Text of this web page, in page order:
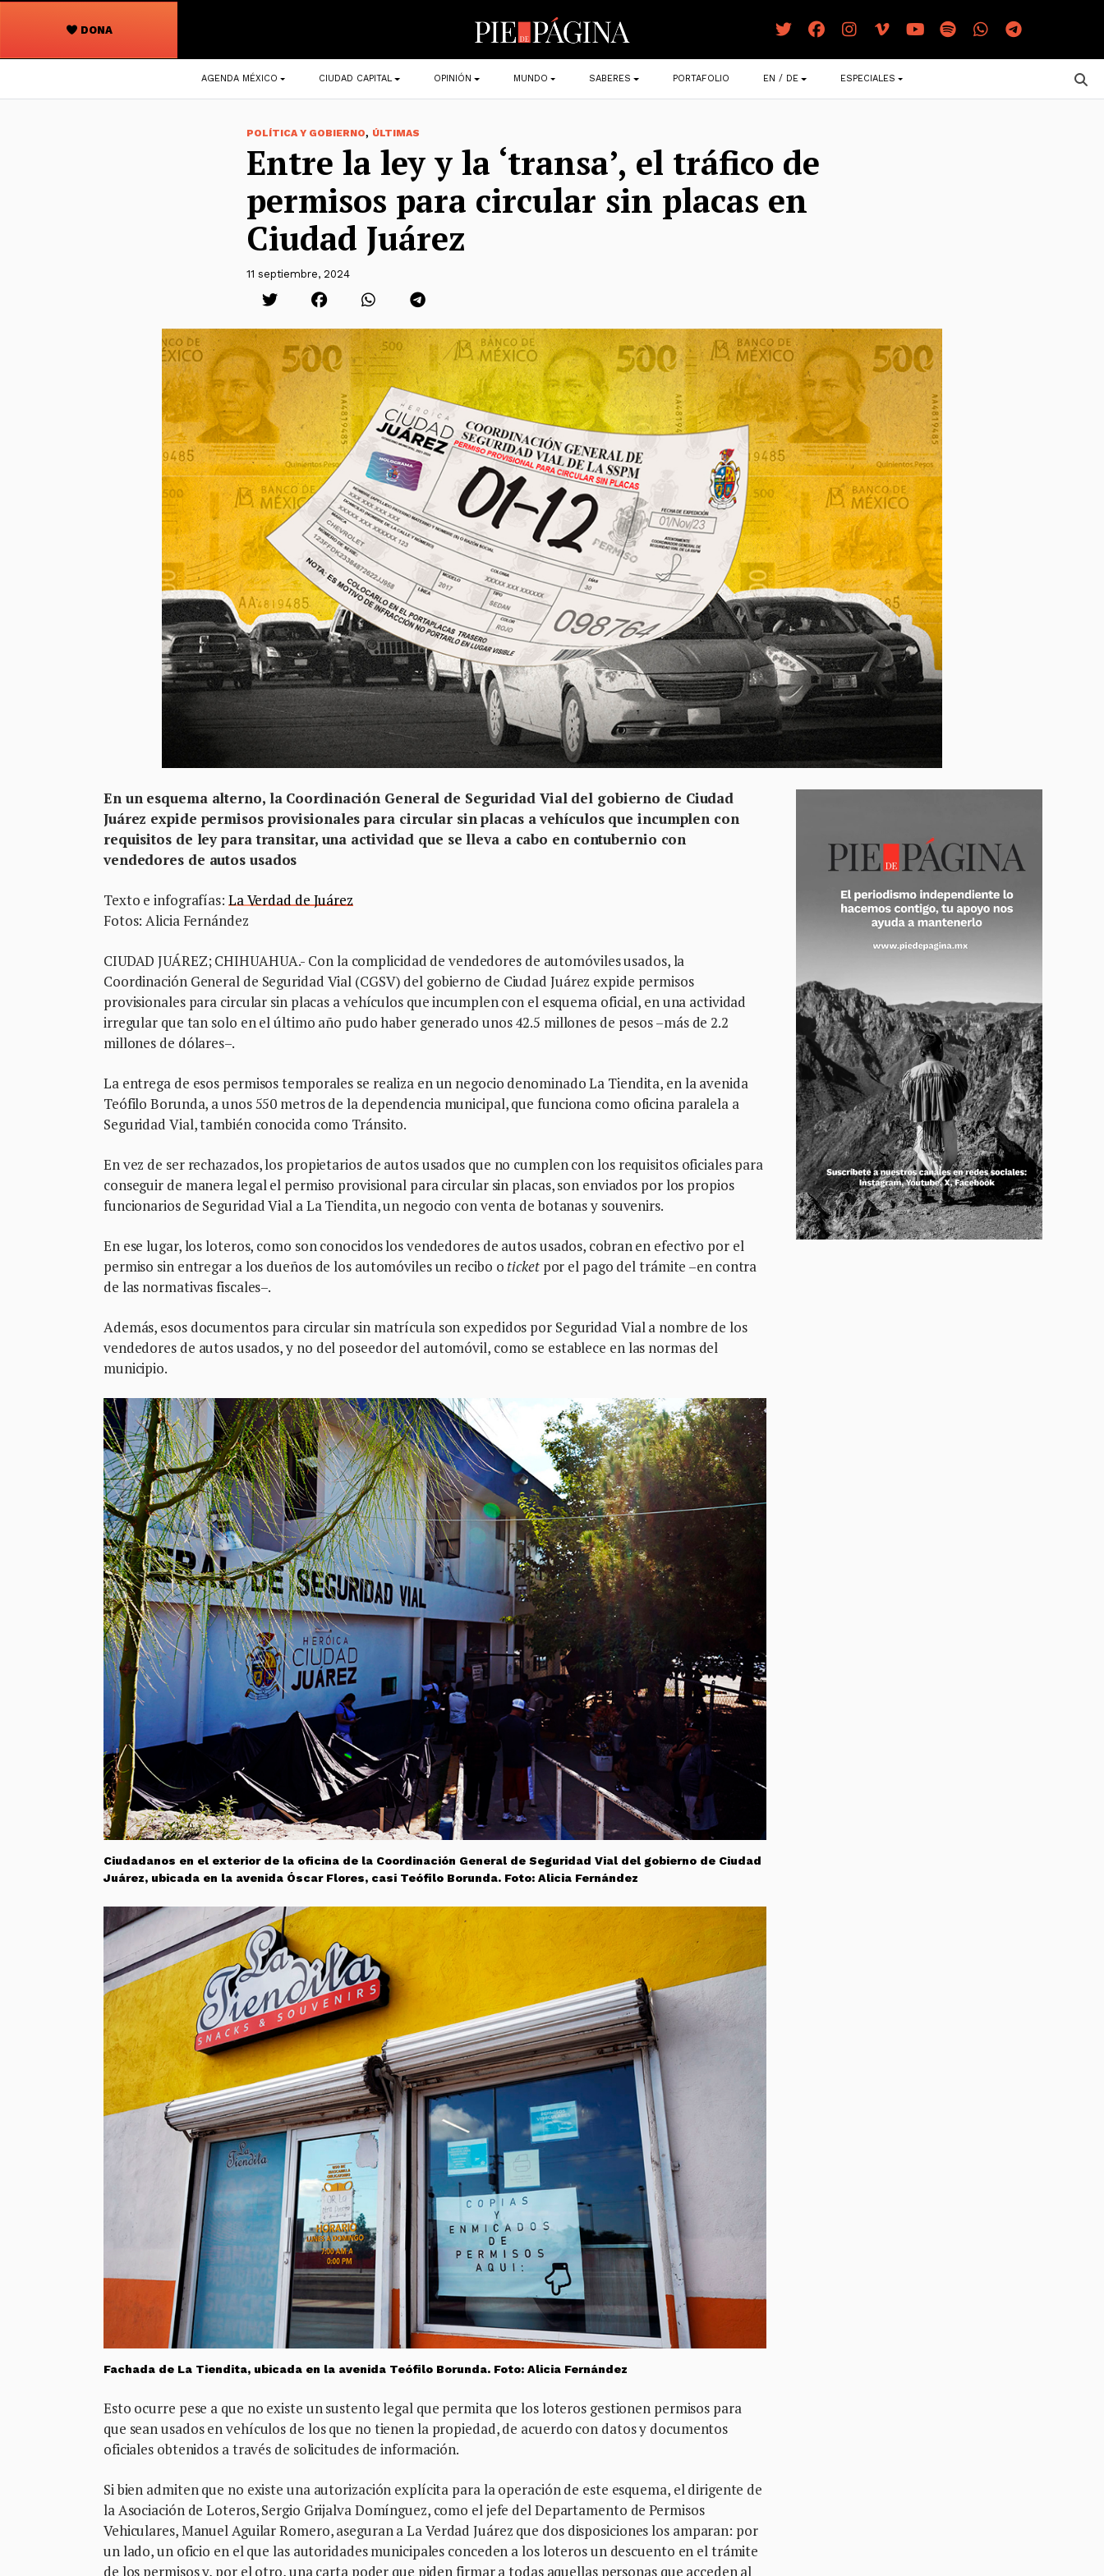
DONA
Navegación
principal
AGENDA MÉXICO CIUDAD CAPITAL OPINIÓN MUNDO SABERES PORTAFOLIO EN / DE ESPECIALES
POLÍTICA Y GOBIERNO, ÚLTIMAS
Entre la ley y la ‘transa’, el tráfico de
permisos para circular sin placas en
Ciudad Juárez
11 septiembre, 2024
En un esquema alterno, la Coordinación General de Seguridad Vial del gobierno de Ciudad
Juárez expide permisos provisionales para circular sin placas a vehículos que incumplen con
requisitos de ley para transitar, una actividad que se lleva a cabo en contubernio con
vendedores de autos usados
Texto e infografías: La Verdad de Juárez
Fotos: Alicia Fernández
CIUDAD JUÁREZ; CHIHUAHUA.- Con la complicidad de vendedores de automóviles usados, la
Coordinación General de Seguridad Vial (CGSV) del gobierno de Ciudad Juárez expide permisos
provisionales para circular sin placas a vehículos que incumplen con el esquema oficial, en una actividad
irregular que tan solo en el último año pudo haber generado unos 42.5 millones de pesos –más de 2.2
millones de dólares–.
La entrega de esos permisos temporales se realiza en un negocio denominado La Tiendita, en la avenida
Teófilo Borunda, a unos 550 metros de la dependencia municipal, que funciona como oficina paralela a
Seguridad Vial, también conocida como Tránsito.
En vez de ser rechazados, los propietarios de autos usados que no cumplen con los requisitos oficiales para
conseguir de manera legal el permiso provisional para circular sin placas, son enviados por los propios
funcionarios de Seguridad Vial a La Tiendita, un negocio con venta de botanas y souvenirs.
En ese lugar, los loteros, como son conocidos los vendedores de autos usados, cobran en efectivo por el
permiso sin entregar a los dueños de los automóviles un recibo o ticketpor el pago del trámite –en contra
de las normativas fiscales–.
Además, esos documentos para circular sin matrícula son expedidos por Seguridad Vial a nombre de los
vendedores de autos usados, y no del poseedor del automóvil, como se establece en las normas del
municipio.
Ciudadanos en el exterior de la oficina de la Coordinación General de Seguridad Vial del gobierno de Ciudad
Juárez, ubicada en la avenida Óscar Flores, casi Teófilo Borunda. Foto: Alicia Fernández
Fachada de La Tiendita, ubicada en la avenida Teófilo Borunda. Foto: Alicia Fernández
Esto ocurre pese a que no existe un sustento legal que permita que los loteros gestionen permisos para
que sean usados en vehículos de los que no tienen la propiedad, de acuerdo con datos y documentos
oficiales obtenidos a través de solicitudes de información.
Si bien admiten que no existe una autorización explícita para la operación de este esquema, el dirigente de
la Asociación de Loteros, Sergio Grijalva Domínguez, como el jefe del Departamento de Permisos
Vehiculares, Manuel Aguilar Romero, aseguran a La Verdad Juárez que dos disposiciones los amparan: por
un lado, un oficio en el que las autoridades municipales conceden a los loteros un descuento en el trámite
de los permisos y, por el otro, una carta poder que piden firmar a todas aquellas personas que acceden al